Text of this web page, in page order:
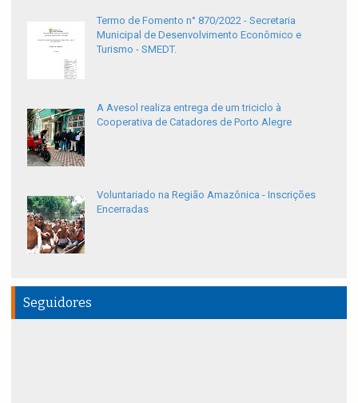
Termo de Fomento n° 870/2022 - Secretaria
Municipal de Desenvolvimento Econômico e
Turismo - SMEDT.
A Avesol realiza entrega de um triciclo à
Cooperativa de Catadores de Porto Alegre
Voluntariado na Região Amazônica - Inscrições
Encerradas
Seguidores